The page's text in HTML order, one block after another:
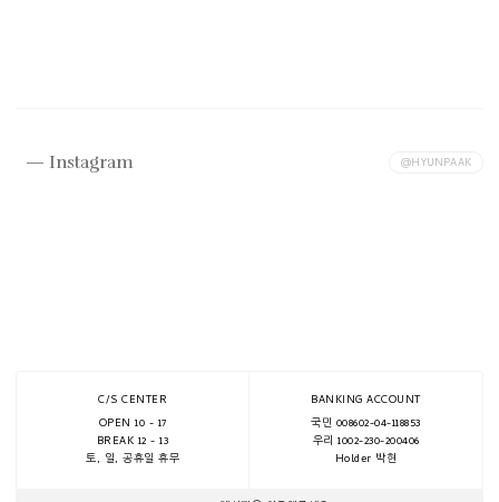
Instagram @HYUNPAAK
C/S CENTER
OPEN 10 - 17
BREAK 12 - 13
토, 일, 공휴일 휴무
BANKING ACCOUNT
국민 008602-04-118853
우리 1002-230-200406
Holder 박현